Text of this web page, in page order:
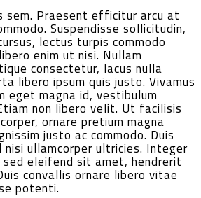
sem. Praesent efficitur arcu at
Suspendisse sollicitudin,
lectus turpis commodo
enim ut nisi. Nullam
consectetur, lacus nulla
libero ipsum quis justo. Vivamus
eget magna id, vestibulum
non libero velit. Ut facilisis
ornare pretium magna
justo ac commodo. Duis
nisi ullamcorper ultricies. Integer
eleifend sit amet, hendrerit
convallis ornare libero vitae
potenti.